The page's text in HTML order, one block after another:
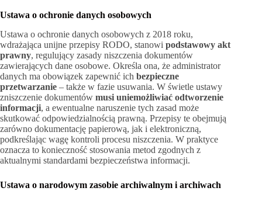
Ustawa o ochronie danych osobowych
Ustawa o ochronie danych osobowych z 2018 roku,
wdrażająca unijne przepisy RODO, stanowi podstawowy akt
prawny, regulujący zasady niszczenia dokumentów
zawierających dane osobowe. Określa ona, że administrator
danych ma obowiązek zapewnić ich bezpieczne
przetwarzanie – także w fazie usuwania. W świetle ustawy
zniszczenie dokumentów musi uniemożliwiać odtworzenie
informacji, a ewentualne naruszenie tych zasad może
skutkować odpowiedzialnością prawną. Przepisy te obejmują
zarówno dokumentację papierową, jak i elektroniczną,
podkreślając wagę kontroli procesu niszczenia. W praktyce
oznacza to konieczność stosowania metod zgodnych z
aktualnymi standardami bezpieczeństwa informacji.
Ustawa o narodowym zasobie archiwalnym i archiwach